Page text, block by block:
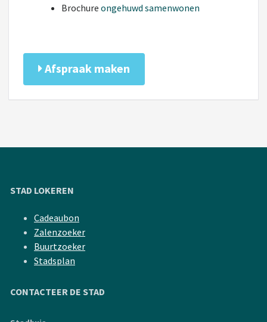
Brochure ongehuwd samenwonen
Afspraak maken
STAD LOKEREN
Cadeaubon
Zalenzoeker
Buurtzoeker
Stadsplan
CONTACTEER DE STAD